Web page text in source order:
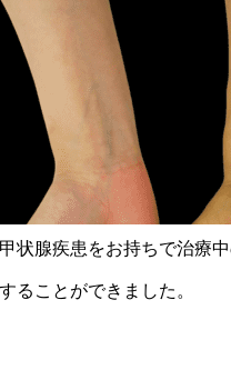
状腺疾患をお持ちで治療
ることができました。